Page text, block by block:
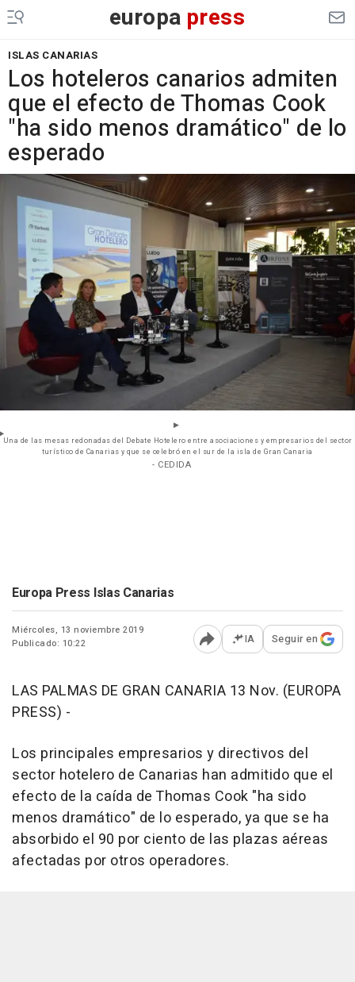
europa press
ISLAS CANARIAS
Los hoteleros canarios admiten
que el efecto de Thomas Cook
"ha sido menos dramático" de lo
esperado
Una de las mesas redonadas del Debate Hotelero entre asociaciones y empresarios del sector
turístico de Canarias y que se celebró en el sur de la isla de Gran Canaria
- CEDIDA
Europa Press Islas Canarias
Miércoles, 13 noviembre 2019
Publicado: 10:22
Abrir opciones para
IA Seguir en
LAS PALMAS DE GRAN CANARIA 13 Nov. (EUROPA
PRESS) -
Los principales empresarios y directivos del
sector hotelero de Canarias han admitido que el
efecto de la caída de Thomas Cook "ha sido
menos dramático" de lo esperado, ya que se ha
absorbido el 90 por ciento de las plazas aéreas
afectadas por otros operadores.